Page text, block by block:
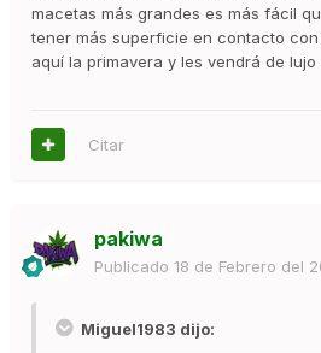
macetas más grandes es más fácil
tener más superficie en contacto
aquí la primavera y les vendrá de
Citar
pakiwa
Publicado 18 de Febrero del
Miguel1983 dijo: